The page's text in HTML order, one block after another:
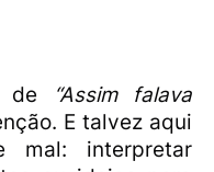
de
“Assim falava
E talvez aqui
mal: interpretar